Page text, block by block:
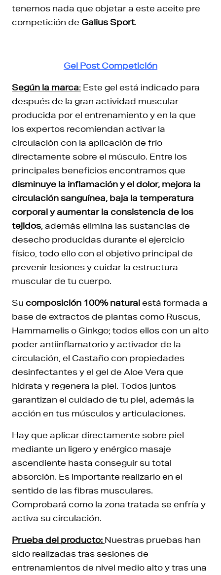
tenemos nada que objetar a este aceite pre
competición de Galius Sport.
Gel Post Competición
Según la marca: Este gel está indicado para
después de la gran actividad muscular
producida por el entrenamiento y en la que
los expertos recomiendan activar la
circulación con la aplicación de frío
directamente sobre el músculo. Entre los
principales beneficios encontramos que
disminuye la inflamación y el dolor, mejora la
circulación sanguínea, baja la temperatura
corporal y aumentar la consistencia de los
tejidos , además elimina las sustancias de
desecho producidas durante el ejercicio
físico, todo ello con el objetivo principal de
prevenir lesiones y cuidar la estructura
muscular de tu cuerpo.
Su composición 100% naturalestá formada a
base de extractos de plantas como Ruscus,
Hammamelis o Ginkgo; todos ellos con un alto
poder antiinflamatorio y activador de la
circulación, el Castaño con propiedades
desinfectantes y el gel de Aloe Vera que
hidrata y regenera la piel. Todos juntos
garantizan el cuidado de tu piel, además la
acción en tus músculos y articulaciones.
Hay que aplicar directamente sobre piel
mediante un ligero y enérgico masaje
ascendiente hasta conseguir su total
absorción. Es importante realizarlo en el
sentido de las fibras musculares.
Comprobará como la zona tratada se enfría y
activa su circulación.
Prueba del producto: Nuestras pruebas han
sido realizadas tras sesiones de
entrenamientos de nivel medio alto y tras una